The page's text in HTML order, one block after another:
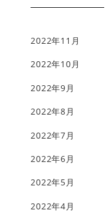
2022年11月
2022年10月
2022年9月
2022年8月
2022年7月
2022年6月
2022年5月
2022年4月